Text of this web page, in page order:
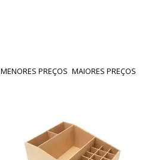
MENORES PREÇOS MAIORES PREÇOS